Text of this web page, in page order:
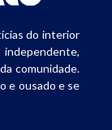
do interior
comunidade.
e ousado e se